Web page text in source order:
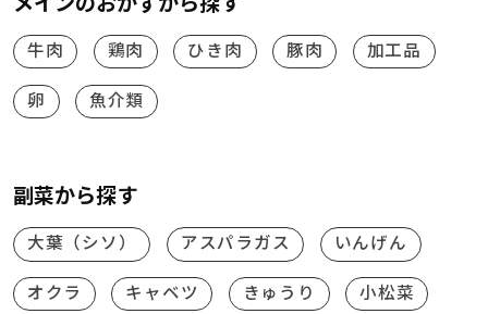
牛肉 鶏肉 ひき肉 豚肉 加工品
卵 魚介類
副菜から探す
大葉（シソ） アスパラガス いんげん
オクラ キャベツ きゅうり 小松菜